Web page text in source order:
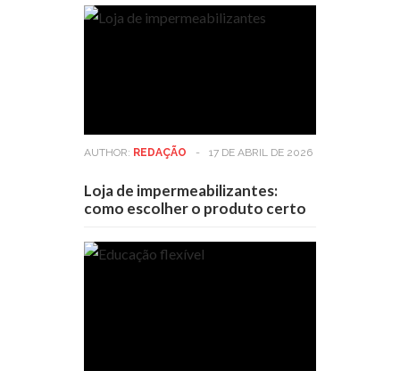
AUTHOR: REDAÇÃO - 17 DE ABRIL DE 2026
Loja de impermeabilizantes:
como escolher o produto certo